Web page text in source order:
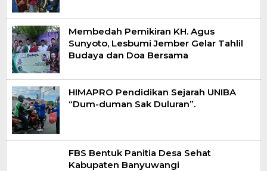
Membedah Pemikiran KH. Agus
Sunyoto, Lesbumi Jember Gelar Tahlil
Budaya dan Doa Bersama
HIMAPRO Pendidikan Sejarah UNIBA
“Dum-duman Sak Duluran”.
FBS Bentuk Panitia Desa Sehat
Kabupaten Banyuwangi